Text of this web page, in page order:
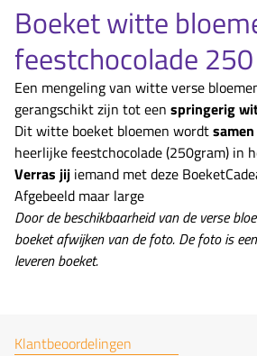
Boeket witte
feestchocolade
Een mengeling van witte verse
gerangschikt zijn tot een springerig
Dit witte boeket bloemen wordt
heerlijke feestchocolade (250gram) in
Verras jij iemand met deze
Afgebeeld maar large
Door de beschikbaarheid van de verse
boeket afwijken van de foto. De foto is
leveren boeket.
Klantbeoordelingen